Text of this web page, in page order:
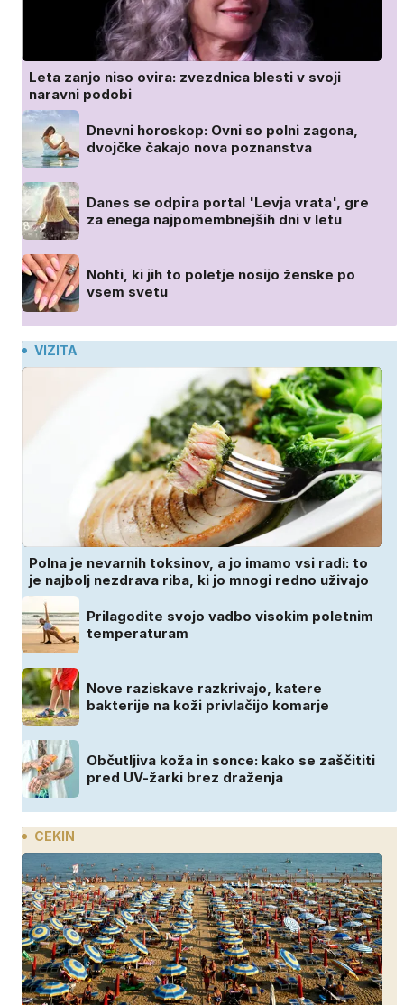
Leta zanjo niso ovira: zvezdnica blesti v svoji
naravni podobi
Dnevni horoskop: Ovni so polni zagona,
dvojčke čakajo nova poznanstva
Danes se odpira portal 'Levja vrata', gre
za enega najpomembnejših dni v letu
Nohti, ki jih to poletje nosijo ženske po
vsem svetu
VIZITA
Polna je nevarnih toksinov, a jo imamo vsi radi: to
je najbolj nezdrava riba, ki jo mnogi redno uživajo
Prilagodite svojo vadbo visokim poletnim
temperaturam
Nove raziskave razkrivajo, katere
bakterije na koži privlačijo komarje
Občutljiva koža in sonce: kako se zaščititi
pred UV-žarki brez draženja
CEKIN